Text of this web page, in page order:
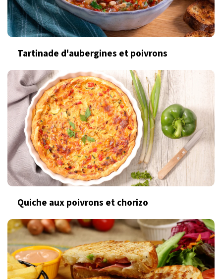
Tartinade d'aubergines et poivrons
Quiche aux poivrons et chorizo